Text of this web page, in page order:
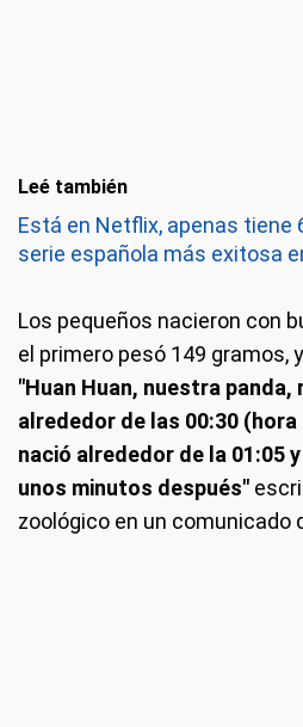
Leé también
Está en Netflix, apenas tiene
serie española más exitosa
Los pequeños nacieron con
el primero pesó 149 gramos,
"Huan Huan, nuestra panda,
alrededor de las 00:30
nació alrededor de la 01:05
unos minutos después"
zoológico en un comunicado